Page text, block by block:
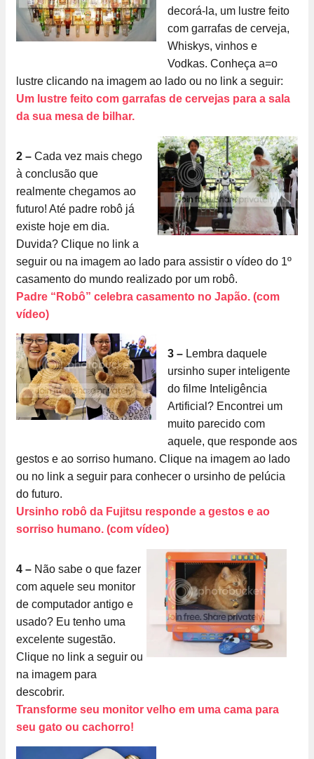
decorá-la, um lustre feito
com garrafas de cerveja,
Whiskys, vinhos e
Vodkas. Conheça a=o
lustre clicando na imagem ao lado ou no link a seguir:
Um lustre feito com garrafas de cervejas para a sala
da sua mesa de bilhar.
2 – Cada vez mais chego
à conclusão que
realmente chegamos ao
futuro! Até padre robô já
existe hoje em dia.
Duvida? Clique no link a
seguir ou na imagem ao lado para assistir o vídeo do 1º
casamento do mundo realizado por um robô.
Padre “Robô” celebra casamento no Japão. (com
vídeo)
3 – Lembra daquele
ursinho super inteligente
do filme Inteligência
Artificial? Encontrei um
muito parecido com
aquele, que responde aos
gestos e ao sorriso humano. Clique na imagem ao lado
ou no link a seguir para conhecer o ursinho de pelúcia
do futuro.
Ursinho robô da Fujitsu responde a gestos e ao
sorriso humano. (com vídeo)
4 – Não sabe o que fazer
com aquele seu monitor
de computador antigo e
usado? Eu tenho uma
excelente sugestão.
Clique no link a seguir ou
na imagem para
descobrir.
Transforme seu monitor velho em uma cama para
seu gato ou cachorro!